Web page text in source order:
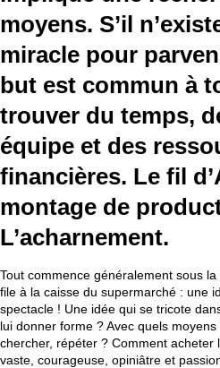
moyens. S’il
miracle pour
but est commun à
trouver du temps,
équipe et des
financières. Le fil
montage de
L’acharnement.
Tout commence généralement sous
file à la caisse du supermarché : une
spectacle ! Une idée qui se tricote
lui donner forme ? Avec quels
chercher, répéter ? Comment acheter
vaste, courageuse, opiniâtre et